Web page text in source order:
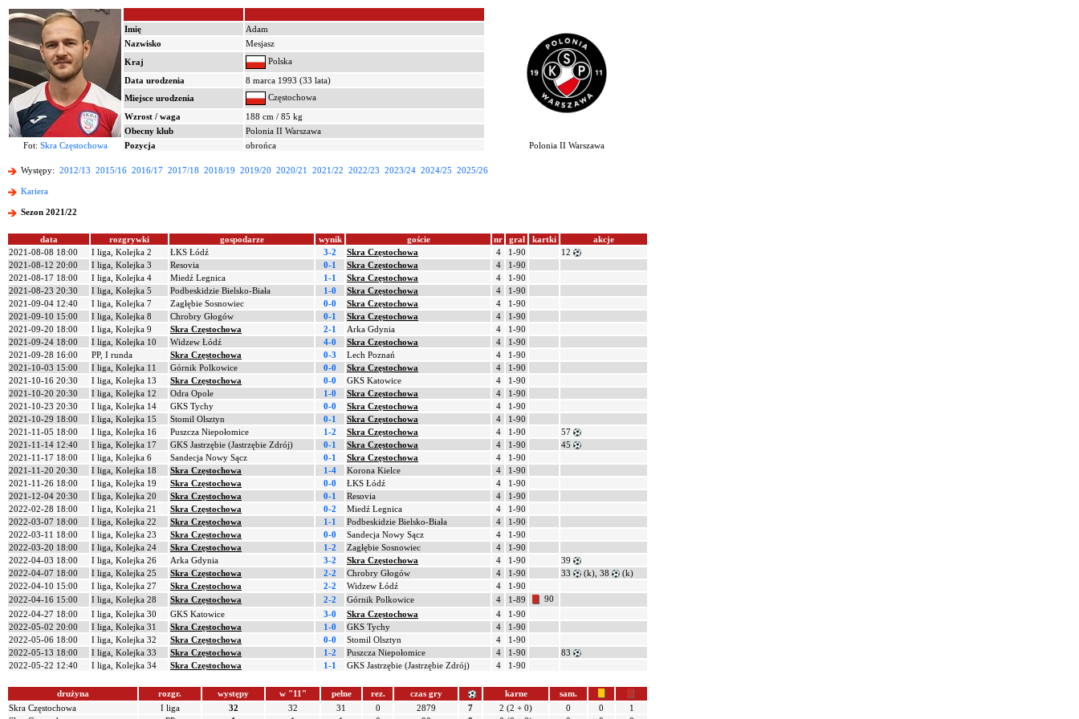
Imię
Adam
Nazwisko
Mesjasz
Kraj
Polska
Data urodzenia
8 marca 1993 (33 lata)
Miejsce urodzenia
Częstochowa
Wzrost / waga
188 cm / 85 kg
Obecny klub
Polonia II Warszawa
Fot: Skra Częstochowa Pozycja obrońca Polonia II Warszawa
Występy: 2012/13 2015/16 2016/17 2017/18 2018/19 2019/20 2020/21 2021/22 2022/23 2023/24 2024/25 2025/26
Kariera
Sezon 2021/22
data rozgrywki gospodarze wynik goście nr grał kartki
akcje
2021-08-08 18:00
I liga, Kolejka 2 ŁKS Łódź 3-2 Skra Częstochowa 4 1-90
12
2021-08-12 20:00
I liga, Kolejka 3 Resovia 0-1 Skra Częstochowa 4
1-90
2021-08-17 18:00
I liga, Kolejka 4 Miedź Legnica 1-1 Skra Częstochowa 4
1-90
2021-08-23 20:30
I liga, Kolejka 5 Podbeskidzie Bielsko-Biała 1-0 Skra Częstochowa 4
1-90
2021-09-04 12:40
I liga, Kolejka 7 Zagłębie Sosnowiec 0-0 Skra Częstochowa 4
1-90
2021-09-10 15:00
I liga, Kolejka 8 Chrobry Głogów 0-1 Skra Częstochowa 4
1-90
2021-09-20 18:00
I liga, Kolejka 9 Skra Częstochowa 2-1 Arka Gdynia 4
1-90
2021-09-24 18:00
I liga, Kolejka 10 Widzew Łódź 4-0 Skra Częstochowa 4
1-90
2021-09-28 16:00
PP, I runda Skra Częstochowa 0-3 Lech Poznań 4
1-90
2021-10-03 15:00
I liga, Kolejka 11 Górnik Polkowice 0-0 Skra Częstochowa 4
1-90
2021-10-16 20:30
I liga, Kolejka 13 Skra Częstochowa 0-0 GKS Katowice 4
1-90
2021-10-20 20:30
I liga, Kolejka 12 Odra Opole 1-0 Skra Częstochowa 4
1-90
2021-10-23 20:30
I liga, Kolejka 14 GKS Tychy 0-0 Skra Częstochowa 4
1-90
2021-10-29 18:00
I liga, Kolejka 15 Stomil Olsztyn 0-1 Skra Częstochowa 4
1-90
2021-11-05 18:00
I liga, Kolejka 16 Puszcza Niepołomice 1-2 Skra Częstochowa 4 1-90
57
2021-11-14 12:40
I liga, Kolejka 17 GKS Jastrzębie (Jastrzębie Zdrój) 0-1 Skra Częstochowa 4 1-90
45
2021-11-17 18:00
I liga, Kolejka 6 Sandecja Nowy Sącz 0-1 Skra Częstochowa 4
1-90
2021-11-20 20:30
I liga, Kolejka 18 Skra Częstochowa 1-4 Korona Kielce 4
1-90
2021-11-26 18:00
I liga, Kolejka 19 Skra Częstochowa 0-0 ŁKS Łódź 4
1-90
2021-12-04 20:30
I liga, Kolejka 20 Skra Częstochowa 0-1 Resovia 4
1-90
2022-02-28 18:00
I liga, Kolejka 21 Skra Częstochowa 0-2 Miedź Legnica 4
1-90
2022-03-07 18:00
I liga, Kolejka 22 Skra Częstochowa 1-1 Podbeskidzie Bielsko-Biała 4
1-90
2022-03-11 18:00
I liga, Kolejka 23 Skra Częstochowa 0-0 Sandecja Nowy Sącz 4
1-90
2022-03-20 18:00
I liga, Kolejka 24 Skra Częstochowa 1-2 Zagłębie Sosnowiec 4
1-90
2022-04-03 18:00
I liga, Kolejka 26 Arka Gdynia 3-2 Skra Częstochowa 4 1-90
39
2022-04-07 18:00
I liga, Kolejka 25 Skra Częstochowa 2-2 Chrobry Głogów 4 1-90 33 (k), 38
(k)
2022-04-10 15:00
I liga, Kolejka 27 Skra Częstochowa 2-2 Widzew Łódź 4
1-90
2022-04-16 15:00
I liga, Kolejka 28 Skra Częstochowa 2-2 Górnik Polkowice 4 1-89
90
2022-04-27 18:00
I liga, Kolejka 30 GKS Katowice 3-0 Skra Częstochowa 4
1-90
2022-05-02 20:00
I liga, Kolejka 31 Skra Częstochowa 1-0 GKS Tychy 4
1-90
2022-05-06 18:00
I liga, Kolejka 32 Skra Częstochowa 0-0 Stomil Olsztyn 4
1-90
2022-05-13 18:00
I liga, Kolejka 33 Skra Częstochowa 1-2 Puszcza Niepołomice 4 1-90
83
2022-05-22 12:40
I liga, Kolejka 34 Skra Częstochowa 1-1 GKS Jastrzębie (Jastrzębie Zdrój) 4 1-90
drużyna rozgr. występy w "11" pełne rez. czas gry karne
sam.
Skra Częstochowa
I liga 32 32 31 0 2879 7 2 (2 + 0) 0 0
1